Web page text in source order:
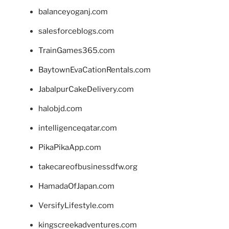
balanceyoganj.com
salesforceblogs.com
TrainGames365.com
BaytownEvaCationRentals.com
JabalpurCakeDelivery.com
halobjd.com
intelligenceqatar.com
PikaPikaApp.com
takecareofbusinessdfw.org
HamadaOfJapan.com
VersifyLifestyle.com
kingscreekadventures.com